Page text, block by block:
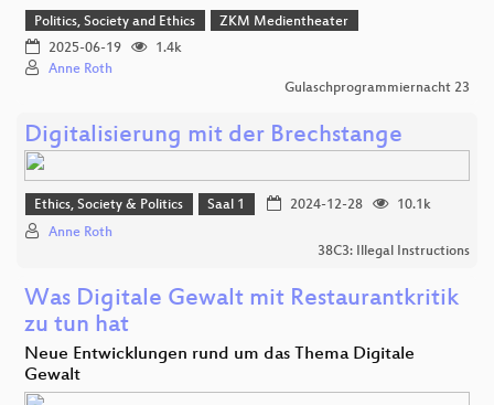
Politics, Society and Ethics
ZKM Medientheater
2025-06-19
1.4k
Anne Roth
Gulaschprogrammiernacht 23
Digitalisierung mit der Brechstange
Ethics, Society & Politics Saal 1 2024-12-28
10.1k
Anne Roth
38C3: Illegal Instructions
Was Digitale Gewalt mit Restaurantkritik
zu tun hat
Neue Entwicklungen rund um das Thema Digitale
Gewalt